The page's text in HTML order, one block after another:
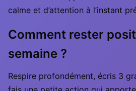
calme et d’attention à l’instant
Comment rester
semaine ?
Respire profondément, écris 3